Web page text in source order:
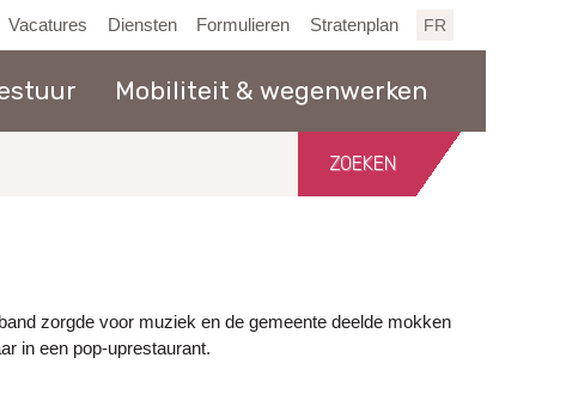
Vacatures Diensten Formulieren Stratenplan FR
Mobiliteit & wegenwerken
zorgde voor muziek en de gemeente deelde mokken
in een pop-uprestaurant.